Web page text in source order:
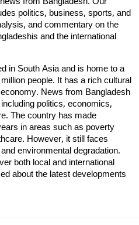
politics, business, sports, and
and commentary on the
and the international
in South Asia and is home to a
people. It has a rich cultural
News from Bangladesh
politics, economics,
The country has made
in areas such as poverty
However, it still faces
environmental degradation.
both local and international
about the latest developments